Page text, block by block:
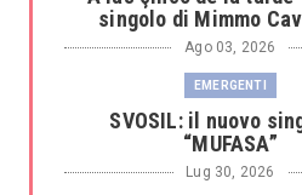
singolo di Mimmo
Ago 03, 2026
EMERGENTI
SVOSIL: il nuovo
“MUFASA”
Lug 30, 2026